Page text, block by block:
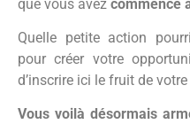
que vous avez commencé
Quelle petite action
pour créer votre
d’inscrire ici le fruit de
Vous voilà désormais